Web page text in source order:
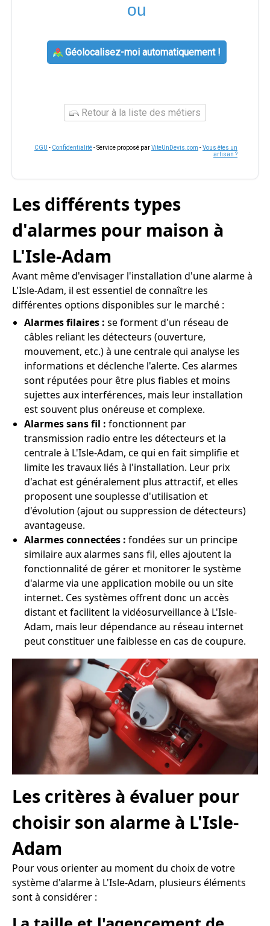
ou
Géolocalisez-moi automatiquement !
Retour à la liste des métiers
CGU - Confidentialité- Service proposé parViteUnDevis.com -Vous êtes un
artisan ?
Les différents types
d'alarmes pour maison à
L'Isle-Adam
Avant même d'envisager l'installation d'une alarme à
L'Isle-Adam, il est essentiel de connaître les
différentes options disponibles sur le marché :
Alarmes filaires : se forment d'un réseau de
câbles reliant les détecteurs (ouverture,
mouvement, etc.) à une centrale qui analyse les
informations et déclenche l'alerte. Ces alarmes
sont réputées pour être plus fiables et moins
sujettes aux interférences, mais leur installation
est souvent plus onéreuse et complexe.
Alarmes sans fil : fonctionnent par
transmission radio entre les détecteurs et la
centrale à L'Isle-Adam, ce qui en fait simplifie et
limite les travaux liés à l'installation. Leur prix
d'achat est généralement plus attractif, et elles
proposent une souplesse d'utilisation et
d'évolution (ajout ou suppression de détecteurs)
avantageuse.
Alarmes connectées : fondées sur un principe
similaire aux alarmes sans fil, elles ajoutent la
fonctionnalité de gérer et monitorer le système
d'alarme via une application mobile ou un site
internet. Ces systèmes offrent donc un accès
distant et facilitent la vidéosurveillance à L'Isle-
Adam, mais leur dépendance au réseau internet
peut constituer une faiblesse en cas de coupure.
Les critères à évaluer pour
choisir son alarme à L'Isle-
Adam
Pour vous orienter au moment du choix de votre
système d'alarme à L'Isle-Adam, plusieurs éléments
sont à considérer :